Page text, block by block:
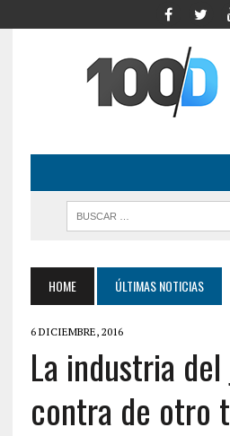
HOME ÚLTIMAS NOTICIAS
6 DICIEMBRE, 2016
La industria
contra de otro